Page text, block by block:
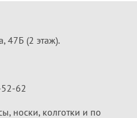
47Б (2 этаж).
62
носки, колготки и по